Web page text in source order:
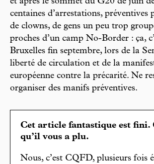
centaines d’arrestations,
de clowns, de gens un peu trop
proches d’un camp No-Border : ça,
Bruxelles fin septembre, lors de la
liberté de circulation et de la
européenne contre la précarité. Ne
organiser des manifs préventives.
Cet article fantastique est fini.
qu’il vous a plu.
Nous, c’est CQFD, plusieurs fois